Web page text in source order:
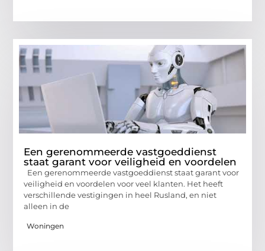
Een gerenommeerde vastgoeddienst
staat garant voor veiligheid en voordelen
Een gerenommeerde vastgoeddienst staat garant voor
veiligheid en voordelen voor veel klanten. Het heeft
verschillende vestigingen in heel Rusland, en niet
alleen in de
Woningen